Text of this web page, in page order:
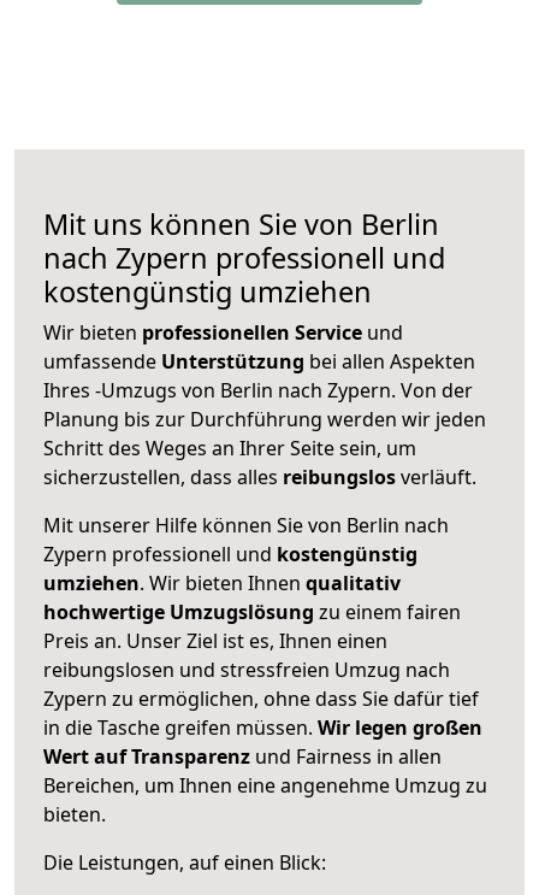
Mit uns können Sie von Berlin
nach Zypern professionell und
kostengünstig umziehen
Wir bieten professionellen Service und
umfassende Unterstützung bei allen Aspekten
Ihres -Umzugs von Berlin nach Zypern. Von der
Planung bis zur Durchführung werden wir jeden
Schritt des Weges an Ihrer Seite sein, um
sicherzustellen, dass alles reibungslosverläuft.
Mit unserer Hilfe können Sie von Berlin nach
Zypern professionell und kostengünstig
umziehen. Wir bieten Ihnen qualitativ
hochwertige Umzugslösung zu einem fairen
Preis an. Unser Ziel ist es, Ihnen einen
reibungslosen und stressfreien Umzug nach
Zypern zu ermöglichen, ohne dass Sie dafür tief
in die Tasche greifen müssen. Wir legen großen
Wert auf Transparenz und Fairness in allen
Bereichen, um Ihnen eine angenehme Umzug zu
bieten.
Die Leistungen, auf einen Blick: